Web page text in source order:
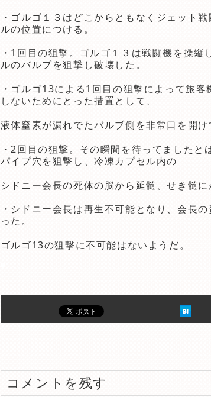
・ゴルゴ１３はどこからともなくジェット
ルの位置につける。
・ 1回目の狙撃。ゴルゴ１３は戦闘機を操縦
ルのバルブを狙撃し破壊した。
・ゴルゴ13による1回目の狙撃によって旅
しないためにとった措置として、
液体窒素が漏れでたバルブ側を非常口を開け
・2回目の狙撃。その瞬間を待ってました
パイプ穴を狙撃し、冷凍カプセル内の
シドニー会長の死体の脳から延髄、せき髄に
・シドニー会長は再生不可能となり、会長
った。
ゴルゴ13の狙撃に不可能はないようだ。
コメントを残す